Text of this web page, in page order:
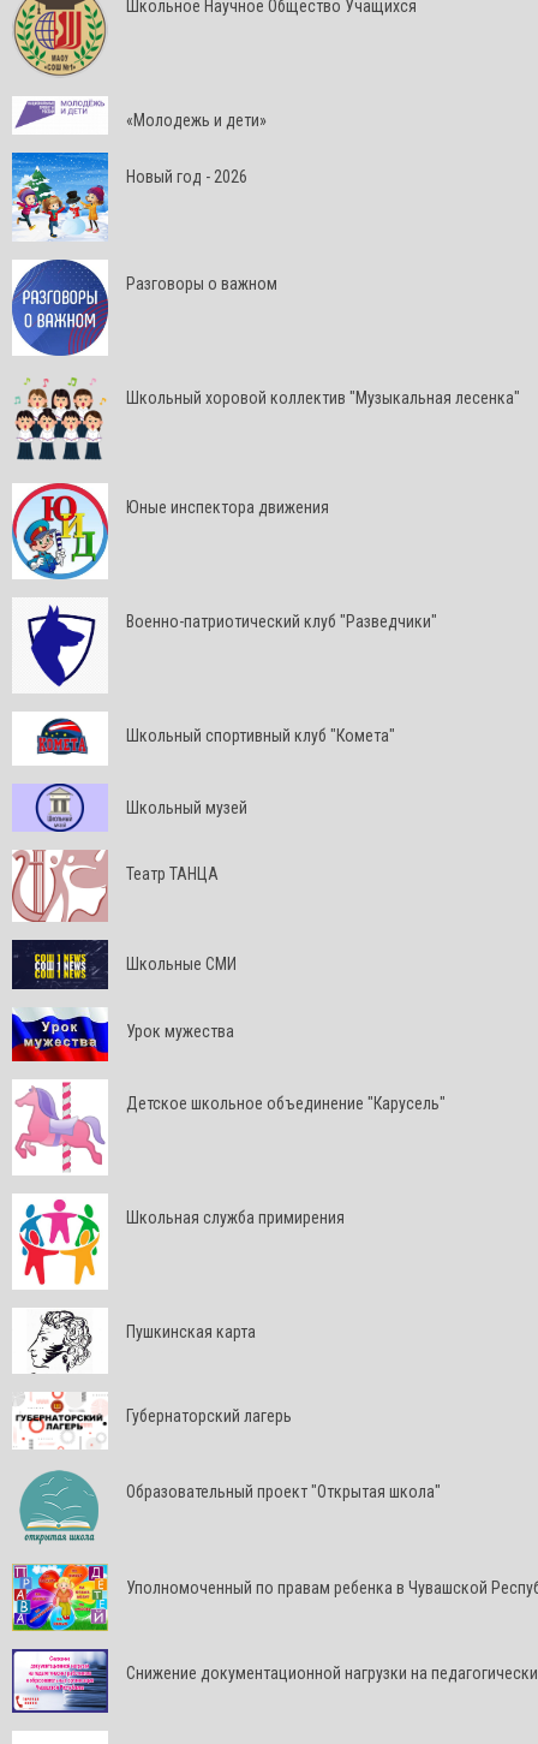
Школьное Научное Общество Учащихся
«Молодежь и дети»
Новый год - 2026
Разговоры о важном
Школьный хоровой коллектив "Музыкальная лесенка"
Юные инспектора движения
Военно-патриотический клуб "Разведчики"
Школьный спортивный клуб "Комета"
Школьный музей
Театр ТАНЦА
Школьные СМИ
Урок мужества
Детское школьное объединение "Карусель"
Школьная служба примирения
Пушкинская карта
Губернаторский лагерь
Образовательный проект "Открытая школа"
Уполномоченный по правам ребенка в Чувашской
Снижение документационной нагрузки на